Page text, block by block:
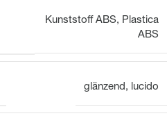
Kunststoff ABS, Plastica
ABS
glänzend , lucido